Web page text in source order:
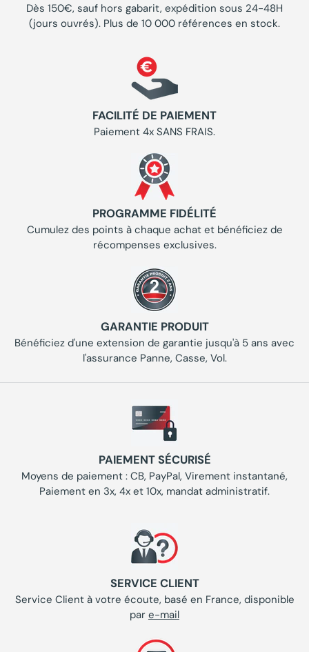
Dès 150€, sauf hors gabarit, expédition sous 24-48H
(jours ouvrés). Plus de 10 000 références en stock.
FACILITÉ DE PAIEMENT
Paiement 4x SANS FRAIS.
PROGRAMME FIDÉLITÉ
Cumulez des points à chaque achat et bénéficiez de
récompenses exclusives.
GARANTIE PRODUIT
Bénéficiez d'une extension de garantie jusqu'à 5 ans avec
l'assurance Panne, Casse, Vol.
PAIEMENT SÉCURISÉ
Moyens de paiement : CB, PayPal, Virement instantané,
Paiement en 3x, 4x et 10x, mandat administratif.
SERVICE CLIENT
Service Client à votre écoute, basé en France, disponible
par e-mail